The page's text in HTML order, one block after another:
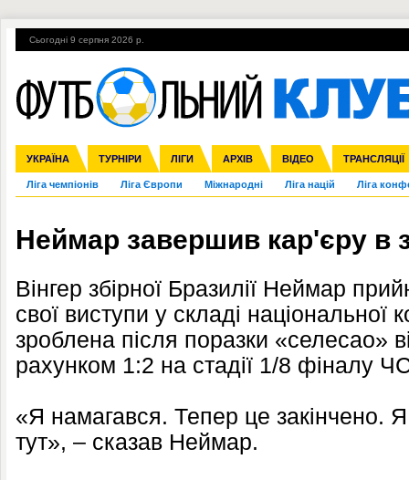
Сьогодні 9 серпня 2026 р.
УКРАЇНА ТУРНІРИ ЛІГИ АРХІВ ВІДЕО ТРАНСЛЯЦІЇ
Збірна Прем'єр-ліга Перша ліга Друга ліга Кубок України
Ліга чемпіонів Ліга Європи Міжнародні Ліга націй Ліга
Англія Іспанія Італія Німеччина Франція Інші
ЧС-2014 ЄВРО-2016 Росія Кубок конфедерацій ЧЄ-2015 (U-
Гарячі теми УПЛ, 2-й тур ВІЙНА УПЛ-ПЕРЕХОДИ
Неймар завершив кар'єру в
Вінгер збірної Бразилії Неймар
свої виступи у складі
зроблена після поразки «селесао»
рахунком 1:2 на стадії 1/8 фіналу
«Я намагався. Тепер це закінчено. Я
тут», – сказав Неймар.